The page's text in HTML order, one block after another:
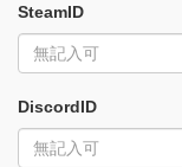
SteamID
DiscordID